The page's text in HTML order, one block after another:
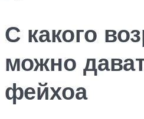
С какого
можно
фейхоа